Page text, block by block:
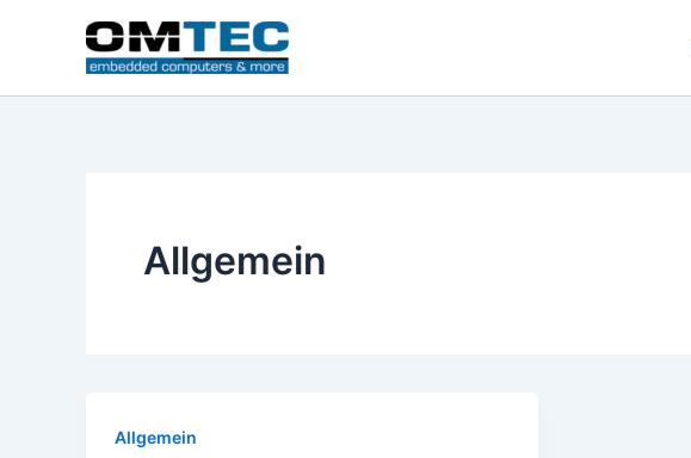
Allgemein
Allgemein